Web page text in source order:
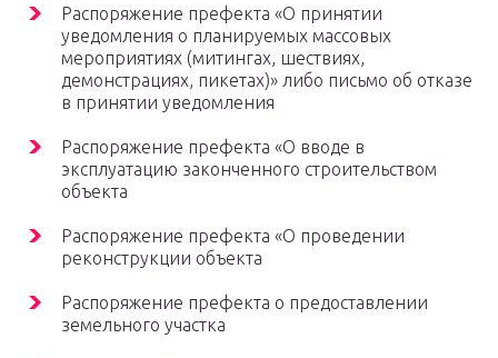
Распоряжение префекта «О принятии
уведомления о планируемых массовых
мероприятиях (митингах, шествиях,
демонстрациях, пикетах)» либо письмо об отказе
в принятии уведомления
Распоряжение префекта «О вводе в
эксплуатацию законченного строительством
объекта
Распоряжение префекта «О проведении
реконструкции объекта
Распоряжение префекта о предоставлении
земельного участка